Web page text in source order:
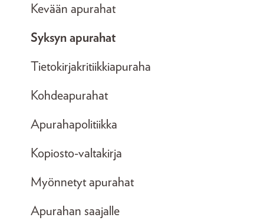
Kevään apurahat
Syksyn apurahat
Tietokirjakritiikkiapuraha
Kohdeapurahat
Apurahapolitiikka
Kopiosto-valtakirja
Myönnetyt apurahat
Apurahan saajalle